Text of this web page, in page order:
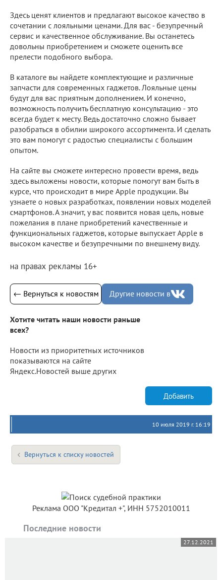
Здесь ценят клиентов и предлагают высокое качество в
сочетании с лояльными ценами. Для вас - безупречный
сервис и качественное обслуживание. Вы останетесь
довольны приобретением и сможете оценить все
прелести подобного выбора.
В каталоге вы найдете комплектующие и различные
запчасти для современных гаджетов. Лояльные цены
будут для вас приятным дополнением. И конечно,
возможность получить бесплатную консультацию - это
всегда будет к месту. Ведь достаточно сложно бывает
разобраться в обилии широкого ассортимента. И сделать
это вам помогут с радостью специалисты с большим
опытом.
На сайте вы сможете интересно провести время, ведь
здесь выложены новости, которые помогут вам быть в
курсе, что происходит в мире Apple продукции. Вы
узнаете о новых разработках, появлении новых моделей
смартфонов. А значит, у вас появится новая цель, новые
пожелания в плане приобретений качественные и
функциональных гаджетов, которые выпускает Apple в
высоком качестве и безупречными по внешнему виду.
на правах рекламы 16+
← Вернуться к новостям Другие новости в
Хотите читать наши новости раньше
всех?
Новости из приоритетных источников
показываются на сайте
Яндекс.Новостей выше других
Добавить
10 июля 2019 г. 16:19
Вернуться к списку новостей
Реклама ООО "Кредитал +", ИНН 5752010011
Последние новости
27.12.2021